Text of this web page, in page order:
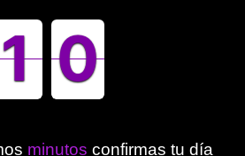
1
1
1 9
0
0
minutos confirmas tu día